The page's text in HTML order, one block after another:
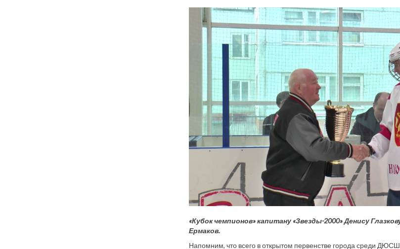
«Кубок чемпионов» капитану «Звезды-2000» Денису
Ермаков.
Напомним, что всего в открытом первенстве города среди